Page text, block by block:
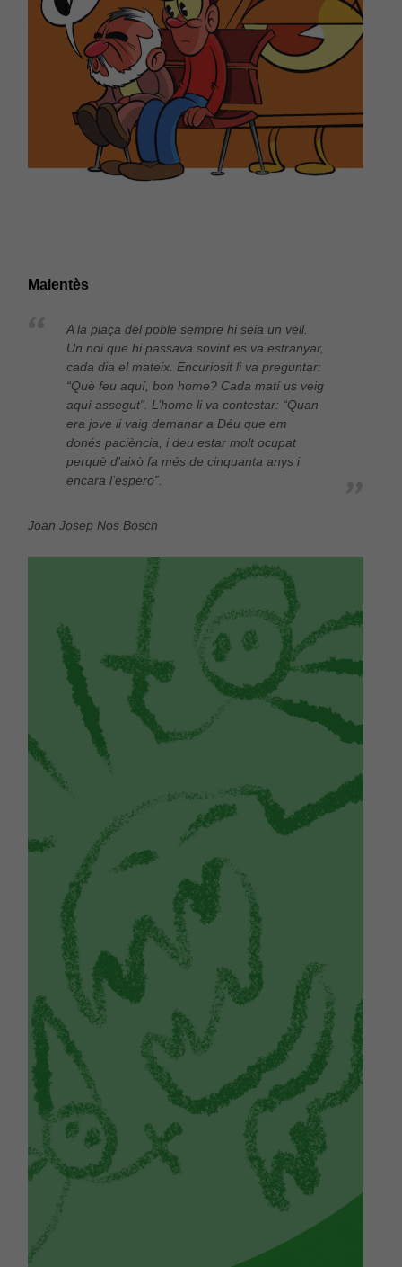
Malentès
A la plaça del poble sempre hi seia un vell.
Un noi que hi passava sovint es va estranyar,
cada dia el mateix. Encuriosit li va preguntar:
“Què feu aquí, bon home? Cada matí us veig
aquí assegut”. L’home li va contestar: “Quan
era jove li vaig demanar a Déu que em
donés paciència, i deu estar molt ocupat
perquè d’això fa més de cinquanta anys i
encara l’espero”.
Joan Josep Nos Bosch
Necessàries
Aquestes
cookies no
funcionament
web.
Estadístiques
Per a millorar
la nostra web
necessitem
aquestes
Per tal que el
nostre lloc
web funcioni
durant la
vostra visita.
Si rebutges
aquestes
cookies,
alguna
funcionalitat
desapareixerà
del lloc web.